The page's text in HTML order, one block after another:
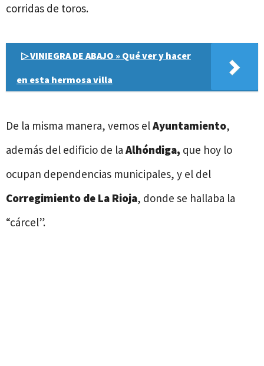
corridas de toros.
▷ VINIEGRA DE ABAJO » Qué ver y hacer
en esta hermosa villa
De la misma manera, vemos elAyuntamiento,
además del edificio de la Alhóndiga, que hoy lo
ocupan dependencias municipales, y el del
Corregimiento de La Rioja, donde se hallaba la
“cárcel”.